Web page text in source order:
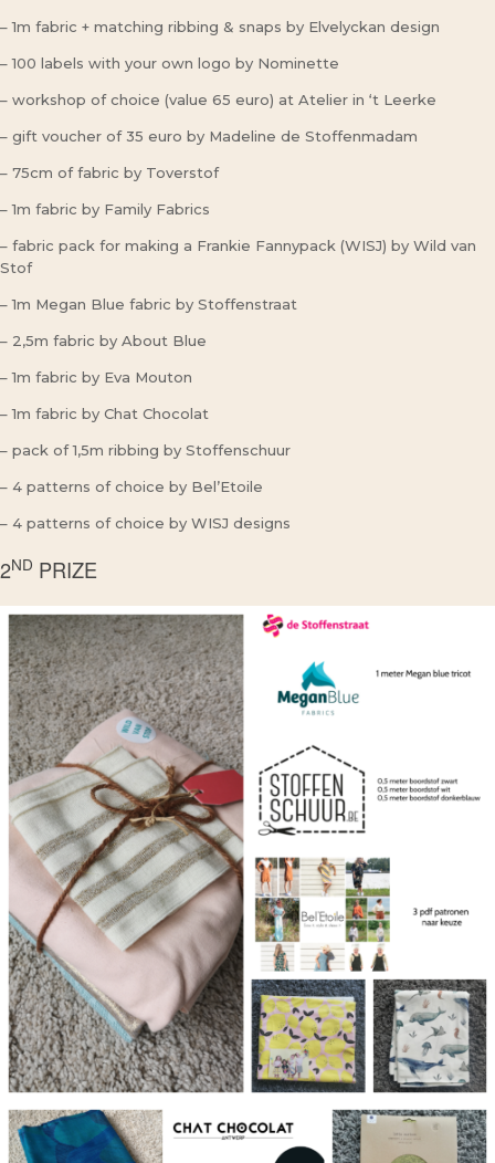
– 1m fabric + matching ribbing & snaps by Elvelyckan design
– 100 labels with your own logo by Nominette
– workshop of choice (value 65 euro) at Atelier in ‘t Leerke
– gift voucher of 35 euro by Madeline de Stoffenmadam
– 75cm of fabric by Toverstof
– 1m fabric by Family Fabrics
– fabric pack for making a Frankie Fannypack (WISJ) by Wild van
Stof
– 1m Megan Blue fabric by Stoffenstraat
– 2,5m fabric by About Blue
– 1m fabric by Eva Mouton
– 1m fabric by Chat Chocolat
– pack of 1,5m ribbing by Stoffenschuur
– 4 patterns of choice by Bel’Etoile
– 4 patterns of choice by WISJ designs
2ND PRIZE